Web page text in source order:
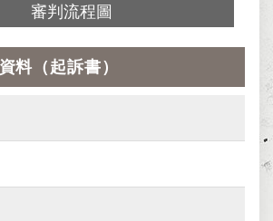
審判流程圖
料（起訴書）